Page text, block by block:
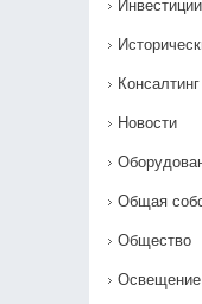
Инвестиции
Консалтинг
Новости
Общая
Общество
Освещение